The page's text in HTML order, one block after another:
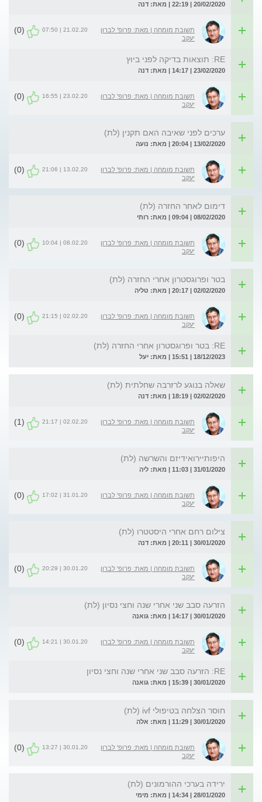
20/02/2020 | 22:19 | מאת: דנה
תשובת מומחה | מאת: פרופ' לברון
יעקב
21.02.20 | 07:50
(0)
RE: תוצאות בדיקה לפני ביוץ
23/02/2020 | 14:17 | מאת: דנה
תשובת מומחה | מאת: פרופ' לברון
יעקב
23.02.20 | 16:55
(0)
ערכים לפני שאיבה האם תקנין (לת)
13/02/2020 | 20:04 | מאת: נועה
תשובת מומחה | מאת: פרופ' לברון
יעקב
13.02.20 | 21:06
(0)
דימום לאחר החזרה (לת)
08/02/2020 | 09:04 | מאת: רותי
תשובת מומחה | מאת: פרופ' לברון
יעקב
08.02.20 | 10:04
(0)
בטר ופרוגסטרון אחרי החזרה (לת)
02/02/2020 | 20:17 | מאת: טליה
תשובת מומחה | מאת: פרופ' לברון
יעקב
02.02.20 | 21:15
(0)
RE: בטר ופרוגסטרון אחרי החזרה (לת)
18/12/2023 | 15:51 | מאת: יעל
שאלה בנוגע לרזרבה שחלתית (לת)
02/02/2020 | 18:19 | מאת: דנה
תשובת מומחה | מאת: פרופ' לברון
יעקב
02.02.20 | 21:17
(1)
היפותיירואידיזם והשרשה (לת)
31/01/2020 | 11:03 | מאת: ליה
תשובת מומחה | מאת: פרופ' לברון
יעקב
31.01.20 | 17:02
(0)
צילום רחם אחרי היסטטרו (לת)
30/01/2020 | 20:11 | מאת: דנה
תשובת מומחה | מאת: פרופ' לברון
יעקב
30.01.20 | 20:29
(0)
הזרעה סבב שני אחרי שנה וחצי נסיון (לת)
30/01/2020 | 14:17 | מאת: גואנה
תשובת מומחה | מאת: פרופ' לברון
יעקב
30.01.20 | 14:21
(0)
RE: הזרעה סבב שני אחרי שנה וחצי נסיון
30/01/2020 | 15:39 | מאת: גואנה
חוסר הצלחה בטיפולי ivf (לת)
30/01/2020 | 11:29 | מאת: אלה
תשובת מומחה | מאת: פרופ' לברון
יעקב
30.01.20 | 13:27
(0)
ירידה בערכי ההורמונים (לת)
28/01/2020 | 14:34 | מאת: מימי